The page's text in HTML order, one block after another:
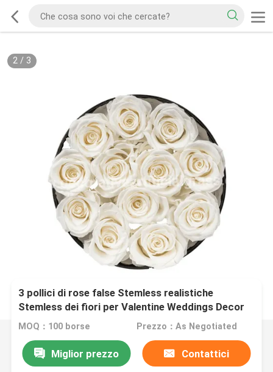
2/ 3
3 pollici di rose false Stemless realistiche
Stemless dei fiori per Valentine Weddings Decor
MOQ：100 borse Prezzo：As Negotiated
Miglior prezzo Contattici